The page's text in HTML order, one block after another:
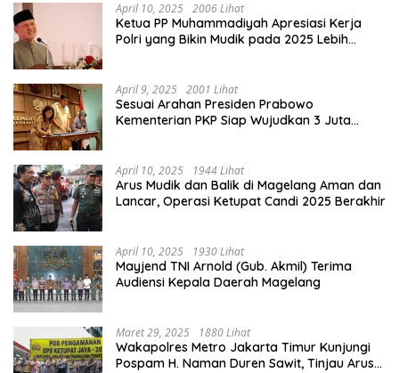
April 10, 2025 2006 Lihat
Ketua PP Muhammadiyah Apresiasi Kerja
Polri yang Bikin Mudik pada 2025 Lebih
April 9, 2025 2001 Lihat
Sesuai Arahan Presiden Prabowo
Kementerian PKP Siap Wujudkan 3 Juta
April 10, 2025 1944 Lihat
Arus Mudik dan Balik di Magelang Aman dan
Lancar, Operasi Ketupat Candi 2025 Berakhir
April 10, 2025 1930 Lihat
Mayjend TNI Arnold (Gub. Akmil) Terima
Audiensi Kepala Daerah Magelang
Maret 29, 2025 1880 Lihat
Wakapolres Metro Jakarta Timur Kunjungi
Pospam H. Naman Duren Sawit, Tinjau Arus